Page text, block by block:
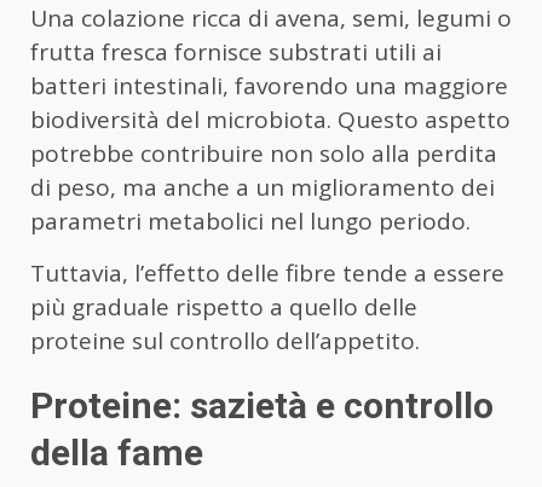
Una colazione ricca di avena, semi, legumi o
frutta fresca fornisce substrati utili ai
batteri intestinali, favorendo una maggiore
biodiversità del microbiota. Questo aspetto
potrebbe contribuire non solo alla perdita
di peso, ma anche a un miglioramento dei
parametri metabolici nel lungo periodo.
Tuttavia, l’effetto delle fibre tende a essere
più graduale rispetto a quello delle
proteine sul controllo dell’appetito.
Proteine: sazietà e controllo
della fame